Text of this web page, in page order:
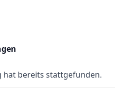
hat bereits stattgefunden.